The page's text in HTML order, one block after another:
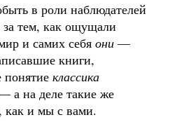
в роли наблюдателей
за тем, как ощущали
и самих себя они —
книги,
классика
а на деле такие же
как и мы с вами.